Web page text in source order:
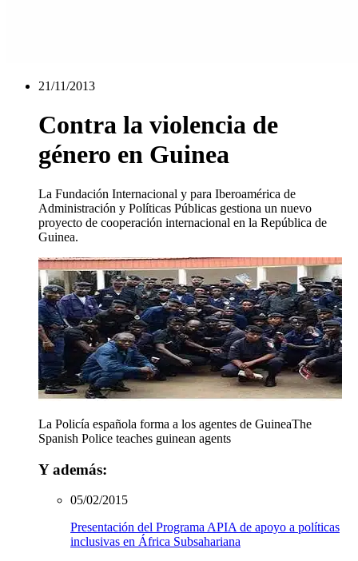
21/11/2013
Contra la violencia de
género en Guinea
La Fundación Internacional y para Iberoamérica de
Administración y Políticas Públicas gestiona un nuevo
proyecto de cooperación internacional en la República de
Guinea.
La Policía española forma a los agentes de GuineaThe
Spanish Police teaches guinean agents
Y además:
05/02/2015
Presentación del Programa APIA de apoyo a políticas
inclusivas en África Subsahariana